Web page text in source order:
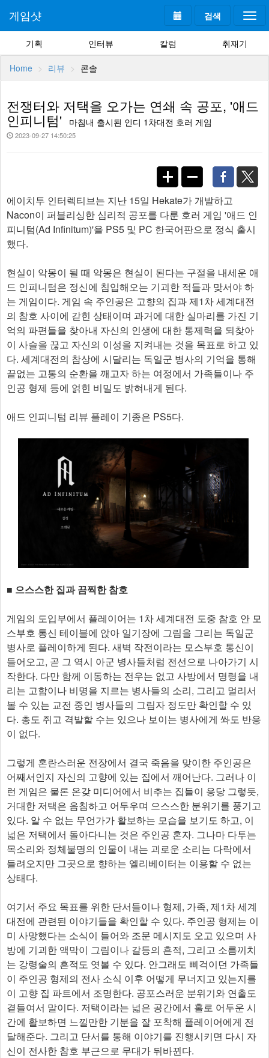
검색
게임샷
기획 인터뷰 칼럼 취재기
Home 리뷰 콘솔
전쟁터와 저택을 오가는 연쇄 속 공포, '애드
인피니텀' 마침내 출시된 인디 1차대전 호러 게임
2023-09-27 14:50:25
에이치투 인터렉티브는 지난 15일 Hekate가 개발하고
Nacon이 퍼블리싱한 심리적 공포를 다룬 호러 게임 '애드 인
피니텀(Ad Infinitum)'을 PS5 및 PC 한국어판으로 정식 출시
했다.
현실이 악몽이 될 때 악몽은 현실이 된다는 구절을 내세운 애
드 인피니텀은 정신에 침입해오는 기괴한 적들과 맞서야 하
는 게임이다. 게임 속 주인공은 고향의 집과 제1차 세계대전
의 참호 사이에 갇힌 상태이며 과거에 대한 실마리를 가진 기
억의 파편들을 찾아내 자신의 인생에 대한 통제력을 되찾아
이 사슬을 끊고 자신의 이성을 지켜내는 것을 목표로 하고 있
다. 세계대전의 참상에 시달리는 독일군 병사의 기억을 통해
끝없는 고통의 순환을 깨고자 하는 여정에서 가족들이나 주
인공 형제 등에 얽힌 비밀도 밝혀내게 된다.
애드 인피니텀 리뷰 플레이 기종은 PS5다.
■ 으스스한 집과 끔찍한 참호
게임의 도입부에서 플레이어는 1차 세계대전 도중 참호 안 모
스부호 통신 테이블에 앉아 일기장에 그림을 그리는 독일군
병사로 플레이하게 된다. 새벽 작전이라는 모스부호 통신이
들어오고, 곧 그 역시 아군 병사들처럼 전선으로 나아가기 시
작한다. 다만 함께 이동하는 전우는 없고 사방에서 명령을 내
리는 고함이나 비명을 지르는 병사들의 소리, 그리고 멀리서
볼 수 있는 교전 중인 병사들의 그림자 정도만 확인할 수 있
다. 총도 쥐고 격발할 수는 있으나 보이는 병사에게 쏴도 반응
이 없다.
그렇게 혼란스러운 전장에서 결국 죽음을 맞이한 주인공은
어째서인지 자신의 고향에 있는 집에서 깨어난다. 그러나 이
런 게임은 물론 온갖 미디어에서 비추는 집들이 응당 그렇듯,
거대한 저택은 음침하고 어두우며 으스스한 분위기를 풍기고
있다. 알 수 없는 무언가가 활보하는 모습을 보기도 하고, 이
넓은 저택에서 돌아다니는 것은 주인공 혼자. 그나마 다투는
목소리와 정체불명의 인물이 내는 괴로운 소리는 다락에서
들려오지만 그곳으로 향하는 엘리베이터는 이용할 수 없는
상태다.
여기서 주요 목표를 위한 단서들이나 형제, 가족, 제1차 세계
대전에 관련된 이야기들을 확인할 수 있다. 주인공 형제는 이
미 사망했다는 소식이 들어와 조문 메시지도 오고 있으며 사
방에 기괴한 액막이 그림이나 갈등의 흔적, 그리고 소름끼치
는 강령술의 흔적도 엿볼 수 있다. 안그래도 삐걱이던 가족들
이 주인공 형제의 전사 소식 이후 어떻게 무너지고 있는지를
이 고향 집 파트에서 조명한다. 공포스러운 분위기와 연출도
곁들여서 말이다. 저택이라는 넓은 공간에서 홀로 어두운 시
간에 활보하면 느낄만한 기분을 잘 포착해 플레이어에게 전
달해준다. 그리고 단서를 통해 이야기를 진행시키면 다시 자
신이 전사한 참호 부근으로 무대가 뒤바뀐다.